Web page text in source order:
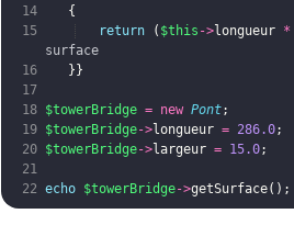
{
return
( $this ->longueur *
surface
}}
$towerBridge = new Pont;
$towerBridge->longueur = 286.0;
$towerBridge->largeur = 15.0;
echo $towerBridge->getSurface( ) ;